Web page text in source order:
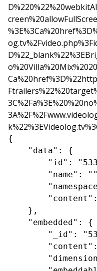
{
    "data": {
"id":
"name":
    },
    "embedded": {
"_id":